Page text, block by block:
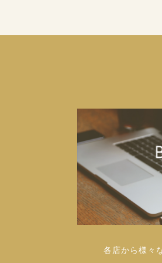
各店から様々